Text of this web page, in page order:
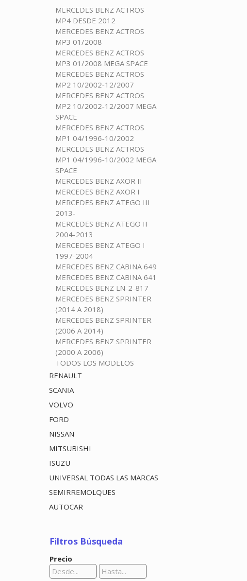
MERCEDES BENZ ACTROS
MP4 DESDE 2012
MERCEDES BENZ ACTROS
MP3 01/2008
MERCEDES BENZ ACTROS
MP3 01/2008 MEGA SPACE
MERCEDES BENZ ACTROS
MP2 10/2002-12/2007
MERCEDES BENZ ACTROS
MP2 10/2002-12/2007 MEGA
SPACE
MERCEDES BENZ ACTROS
MP1 04/1996-10/2002
MERCEDES BENZ ACTROS
MP1 04/1996-10/2002 MEGA
SPACE
MERCEDES BENZ AXOR II
MERCEDES BENZ AXOR I
MERCEDES BENZ ATEGO III
2013-
MERCEDES BENZ ATEGO II
2004-2013
MERCEDES BENZ ATEGO I
1997-2004
MERCEDES BENZ CABINA 649
MERCEDES BENZ CABINA 641
MERCEDES BENZ LN-2-817
MERCEDES BENZ SPRINTER
(2014 A 2018)
MERCEDES BENZ SPRINTER
(2006 A 2014)
MERCEDES BENZ SPRINTER
(2000 A 2006)
TODOS LOS MODELOS
RENAULT
SCANIA
VOLVO
FORD
NISSAN
MITSUBISHI
ISUZU
UNIVERSAL TODAS LAS MARCAS
SEMIRREMOLQUES
AUTOCAR
Filtros Búsqueda
Precio